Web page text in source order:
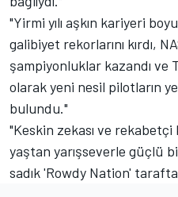
"Yirmi yılı aşkın kariyeri
galibiyet rekorlarını kırdı,
şampiyonluklar kazandı ve
olarak yeni nesil pilotların
bulundu."
"Keskin zekası ve
yaştan yarışseverle güçlü
sadık 'Rowdy Nation'